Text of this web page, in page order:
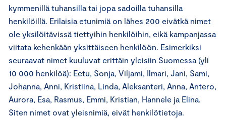
kymmenillä tuhansilla tai jopa sadoilla tuhansilla
henkilöillä. Erilaisia etunimiä on lähes 200 eivätkä nimet
ole yksilöitävissä tiettyihin henkilöihin, eikä kampanjassa
viitata kehenkään yksittäiseen henkilöön. Esimerkiksi
seuraavat nimet kuuluvat erittäin yleisiin Suomessa (yli
10 000 henkilöä): Eetu, Sonja, Viljami, Ilmari, Jani, Sami,
Johanna, Anni, Kristiina, Linda, Aleksanteri, Anna, Antero,
Aurora, Esa, Rasmus, Emmi, Kristian, Hannele ja Elina.
Siten nimet ovat yleisnimiä, eivät henkilötietoja.